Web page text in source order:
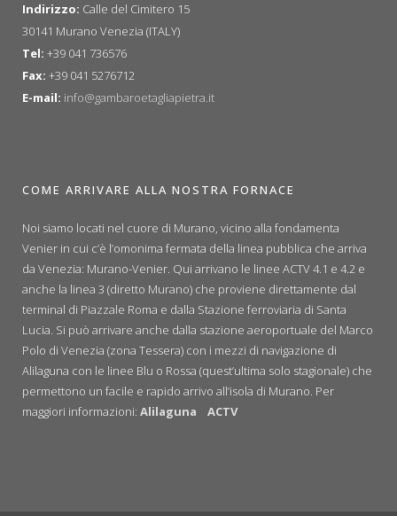
Indirizzo: Calle del Cimitero 15
30141 Murano Venezia (ITALY)
Tel: +39 041 736576
Fax: +39 041 5276712
E-mail: info@gambaroetagliapietra.it
COME ARRIVARE ALLA NOSTRA FORNACE
Noi siamo locati nel cuore di Murano, vicino alla fondamenta
Venier in cui c’è l’omonima fermata della linea pubblica che arriva
da Venezia: Murano-Venier. Qui arrivano le linee ACTV 4.1 e 4.2 e
anche la linea 3 (diretto Murano) che proviene direttamente dal
terminal di Piazzale Roma e dalla Stazione ferroviaria di Santa
Lucia. Si può arrivare anche dalla stazione aeroportuale del Marco
Polo di Venezia (zona Tessera) con i mezzi di navigazione di
Alilaguna con le linee Blu o Rossa (quest’ultima solo stagionale) che
permettono un facile e rapido arrivo all’isola di Murano. Per
maggiori informazioni: Alilaguna ACTV